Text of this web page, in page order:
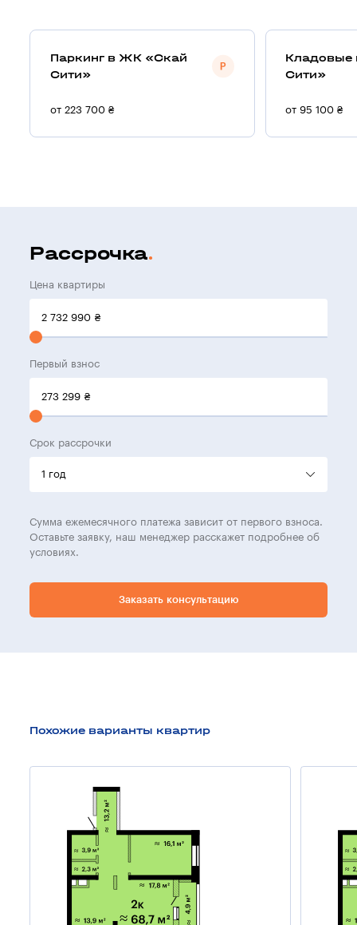
Паркинг в ЖК «Скай
Сити»
от 223 700 ₴
Сити»
от 95 100 ₴
Рассрочка
Цена квартиры
2 732 990 ₴
Первый взнос
273 299 ₴
Срок рассрочки
Сумма ежемесячного платежа зависит от первого взноса.
Оставьте заявку, наш менеджер расскажет подробнее об
условиях.
Заказать консультацию
Похожие варианты квартир